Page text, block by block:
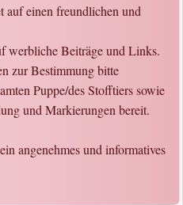
auf einen freundlichen und
werbliche Beiträge und Links.
zur Bestimmung bitte
Puppe/des Stofftiers sowie
und Markierungen bereit.
angenehmes und informatives